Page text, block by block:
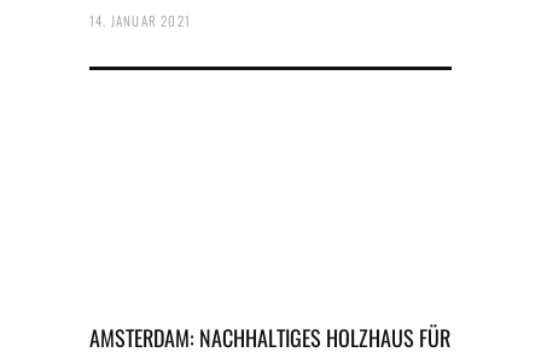
14. JANUAR 2021
AMSTERDAM: NACHHALTIGES HOLZHAUS FÜR